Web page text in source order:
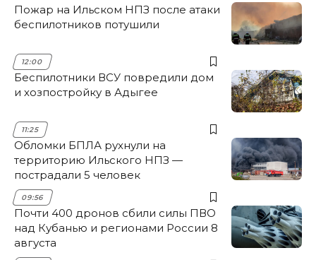
Пожар на Ильском НПЗ после атаки
беспилотников потушили
12:00
Беспилотники ВСУ повредили дом
и хозпостройку в Адыгее
11:25
Обломки БПЛА рухнули на
территорию Ильского НПЗ —
пострадали 5 человек
09:56
Почти 400 дронов сбили силы ПВО
над Кубанью и регионами России 8
августа